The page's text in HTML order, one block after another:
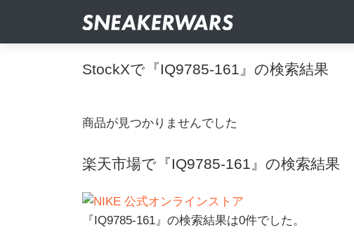
StockXで『IQ9785-161』の検索結果
商品が見つかりませんでした
楽天市場で『IQ9785-161』の検索結果
『IQ9785-161』の検索結果は0件でした。